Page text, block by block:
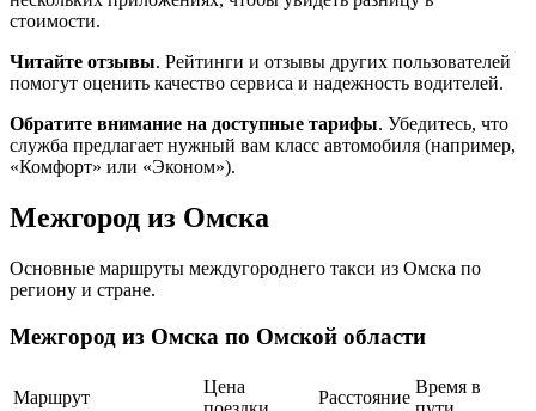
стоимости.
Читайте отзывы. Рейтинги и отзывы других пользователей
помогут оценить качество сервиса и надежность водителей.
Обратите внимание на доступные тарифы. Убедитесь, что
служба предлагает нужный вам класс автомобиля (например,
«Комфорт» или «Эконом»).
Межгород из Омска
Основные маршруты междугороднего такси из Омска по
региону и стране.
Межгород из Омска по Омской области
Маршрут
Цена
Расстояние
Время в